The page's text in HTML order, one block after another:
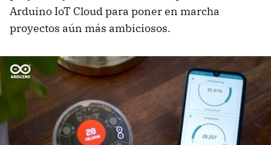
Arduino IoT Cloud para poner en marcha
proyectos aún más ambiciosos.